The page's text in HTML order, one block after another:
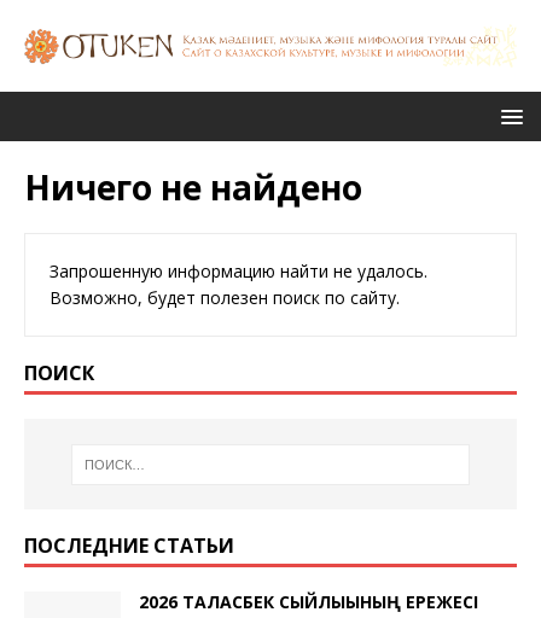
Ничего не найдено
Запрошенную информацию найти не удалось.
Возможно, будет полезен поиск по сайту.
ПОИСК
ПОСЛЕДНИЕ СТАТЬИ
2026 ТАЛАСБЕК СЫЙЛЫҒЫНЫҢ ЕРЕЖЕСІ